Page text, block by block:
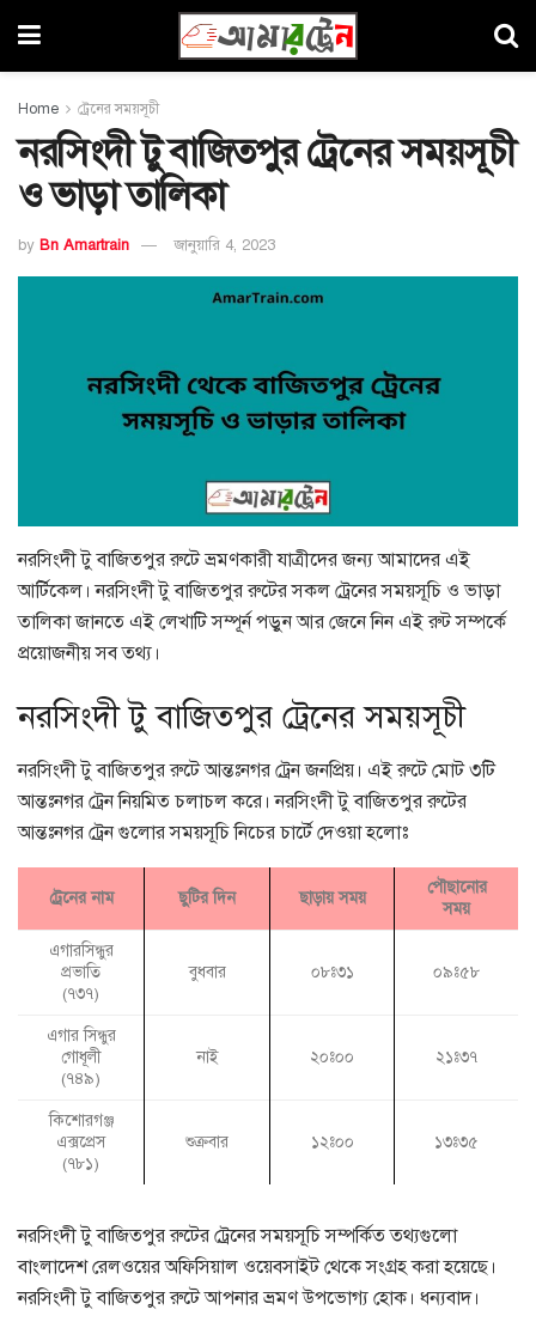
Home ট্রেনের সময়সূচী
নরসিংদী টু বাজিতপুর ট্রেনের সময়সূচী
ও ভাড়া তালিকা
by Bn Amartrain জানুয়ারি 4, 2023
নরসিংদী টু বাজিতপুর রুটে ভ্রমণকারী যাত্রীদের জন্য আমাদের এই
আর্টিকেল। নরসিংদী টু বাজিতপুর রুটের সকল ট্রেনের সময়সূচি ও ভাড়া
তালিকা জানতে এই লেখাটি সম্পূর্ন পড়ুন আর জেনে নিন এই রুট সম্পর্কে
প্রয়োজনীয় সব তথ্য।
নরসিংদী টু বাজিতপুর ট্রেনের সময়সূচী
নরসিংদী টু বাজিতপুর রুটে আন্তঃনগর ট্রেন জনপ্রিয়। এই রুটে মোট ৩টি
আন্তঃনগর ট্রেন নিয়মিত চলাচল করে। নরসিংদী টু বাজিতপুর রুটের
আন্তঃনগর ট্রেন গুলোর সময়সূচি নিচের চার্টে দেওয়া হলোঃ
ট্রেনের নাম ছুটির দিন ছাড়ায় সময়
পৌছানোর
সময়
এগারসিন্ধুর
প্রভাতি
(৭৩৭)
বুধবার ০৮ঃ৩১ ০৯ঃ৫৮
এগার সিন্ধুর
গোধূলী
(৭৪৯)
নাই ২০ঃ০০ ২১ঃ৩৭
কিশোরগঞ্জ
এক্সপ্রেস
(৭৮১)
শুক্রবার ১২ঃ০০ ১৩ঃ৩৫
নরসিংদী টু বাজিতপুর রুটের ট্রেনের সময়সূচি সম্পর্কিত তথ্যগুলো
বাংলাদেশ রেলওয়ের অফিসিয়াল ওয়েবসাইট থেকে সংগ্রহ করা হয়েছে।
নরসিংদী টু বাজিতপুর রুটে আপনার ভ্রমণ উপভোগ্য হোক। ধন্যবাদ।